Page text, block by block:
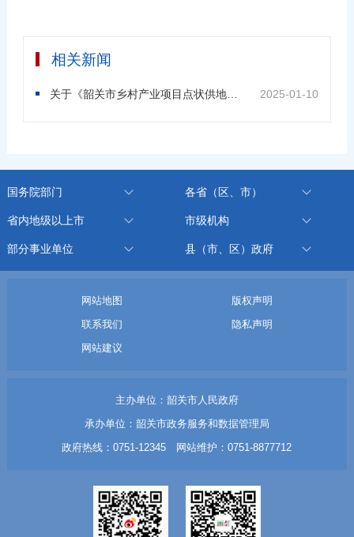
相关新闻
关于《韶关市乡村产业项目点状供地实施细则》的政策解读 2025-01-10
国务院部门 各省（区、市）
省内地级以上市 市级机构
部分事业单位 县（市、区）政府
网站地图
版权声明
联系我们
隐私声明
网站建议
主办单位：韶关市人民政府
承办单位：韶关市政务服务和数据管理局
政府热线：0751-12345 网站维护：0751-8877712